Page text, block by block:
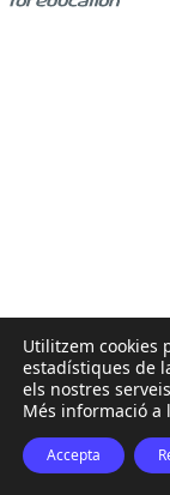
Utilitzem cookies
estadístiques de
els nostres
Més informació a
Accepta